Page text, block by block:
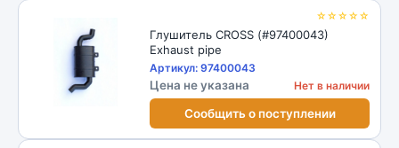
☆☆☆☆☆
Глушитель CROSS (#97400043)
Exhaust pipe
Артикул: 97400043
Цена не указана Нет в наличии
Сообщить о поступлении